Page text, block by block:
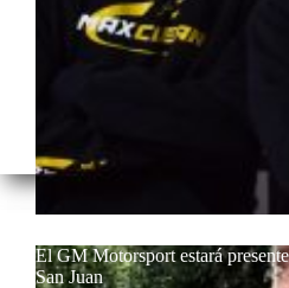
El GM Motorsport estará
San Juan